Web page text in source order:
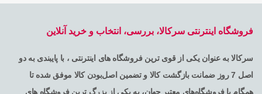
فروشگاه اینترنتی سرکالا، بررسی، انتخاب و خرید آنلاین
سرکالا به عنوان یکی از قوی ترین فروشگاه های اینترنتی ، با پایبندی به دو
اصل 7 روز ضمانت بازگشت کالا و تضمین اصل‌بودن کالا موفق شده تا
همگام با فروشگاه‌های معتبر جهان، به یکی از بزرگ ترین فروشگاه های